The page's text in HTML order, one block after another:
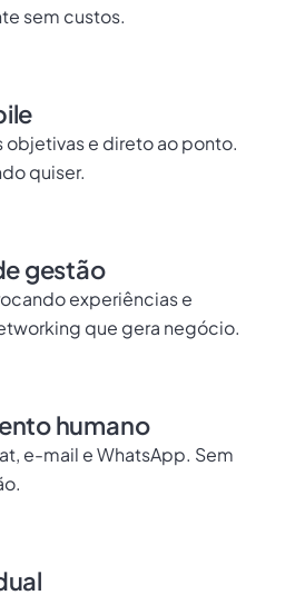
sem custos.
objetivas e direto ao ponto.
quiser.
gestão
experiências e
que gera negócio.
humano
e-mail e WhatsApp. Sem